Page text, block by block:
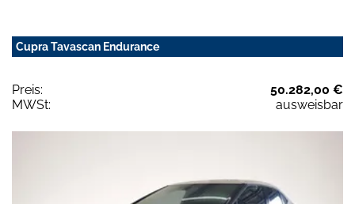
Cupra Tavascan Endurance
Preis:
50.282,00 €
MWSt:
ausweisbar